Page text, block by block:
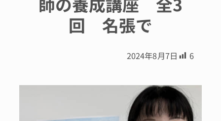
回 名張で
2024年8月7日 6